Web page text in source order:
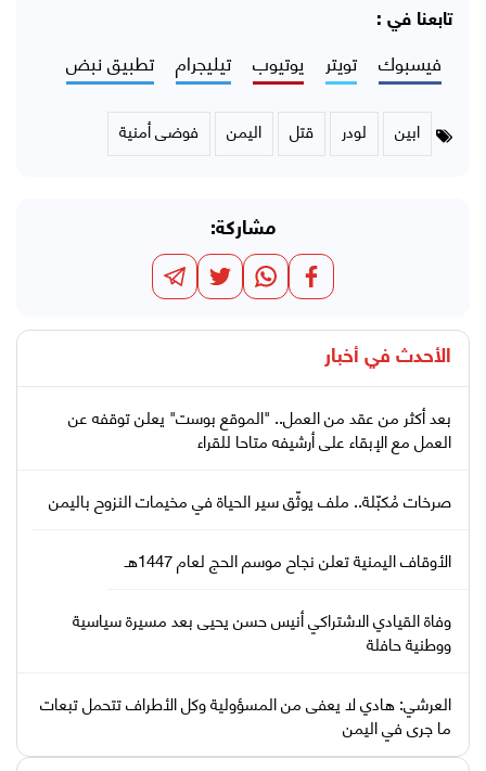
تابعنا في :
فيسبوك تويتر يوتيوب تيليجرام تطبيق نبض
ابين لودر قتل اليمن فوضى أمنية
مشاركة:
الأحدث في أخبار
بعد أكثر من عقد من العمل.. "الموقع بوست" يعلن توقفه عن
العمل مع الإبقاء على أرشيفه متاحا للقراء
صرخات مُكبّلة.. ملف يوثّق سير الحياة في مخيمات النزوح باليمن
الأوقاف اليمنية تعلن نجاح موسم الحج لعام 1447هـ
وفاة القيادي الاشتراكي أنيس حسن يحيى بعد مسيرة سياسية
ووطنية حافلة
العرشي: هادي لا يعفى من المسؤولية وكل الأطراف تتحمل تبعات
ما جرى في اليمن